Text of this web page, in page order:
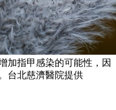
加指甲感染的可能性，因
台北慈濟醫院提供